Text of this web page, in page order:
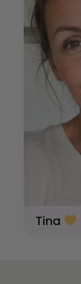
Tina